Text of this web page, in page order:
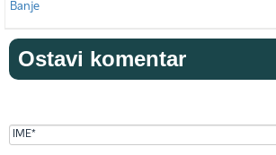
Ostavi komentar